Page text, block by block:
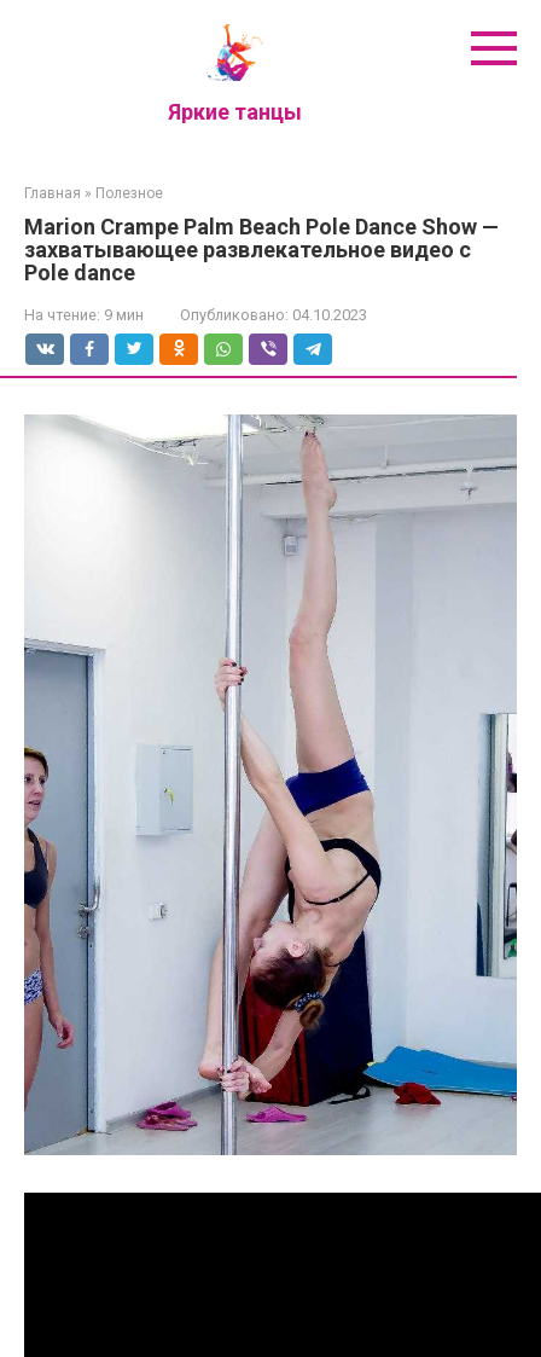
Яркие танцы
Главная » Полезное
Marion Crampe Palm Beach Pole Dance Show —
захватывающее развлекательное видео с
Pole dance
На чтение: 9 мин Опубликовано: 04.10.2023